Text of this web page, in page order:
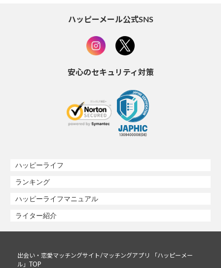
ハッピーメール公式SNS
安心のセキュリティ対策
ハッピーライフ
ランキング
ハッピーライフマニュアル
ライター紹介
出会い・恋愛マッチングサイト/マッチングアプリ 「ハッピーメー
ル」TOP